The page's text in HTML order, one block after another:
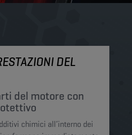
DEL
del motore con
chimici all’interno dei